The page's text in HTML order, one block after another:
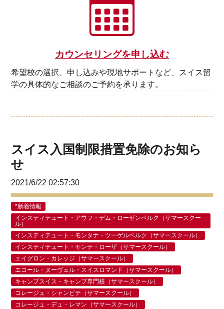
カウンセリングを申し込む
希望校の選択、申し込みや現地サポートなど、スイス留
学の具体的なご相談のご予約を承ります。
スイス入国制限措置免除のお知ら
せ
2021/6/22 02:57:30
*新着情報
インスティテュート・アウフ・デム・ローゼンベルク（サマースクー
ル）
インスティテュート・モンタナ・ツーゲルベルク（サマースクール）
インスティテュート・モンテ・ローザ（サマースクール）
エイグロン・カレッジ（サマースクール）
エコール・ヌーヴェル・スイスロマンド（サマースクール）
キャンプスイス・キャンプ専門校（サマースクール）
コレージュ・シャンピテ（サマースクール）
コレージュ・デュ・レマン（サマースクール）